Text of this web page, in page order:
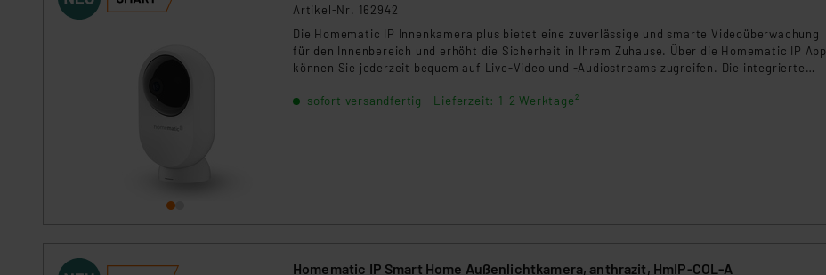
Artikel-Nr. 162942
Die Homematic IP Innenkamera plus bietet eine zuverlässige und smarte Videoüberwachung
für den Innenbereich und erhöht die Sicherheit in Ihrem Zuhause. Über die Homematic IP App
können Sie jederzeit bequem auf Live‑Video und -Audiostreams zugreifen. Die integrierte
Sie umgehend per Push‑Benachrichtigung auf Ihrem Smartphone.
sofort versandfertig - Lieferzeit: 1-2 Werktage²
Homematic IP Smart Home Außenlichtkamera, anthrazit, HmIP-COL-A